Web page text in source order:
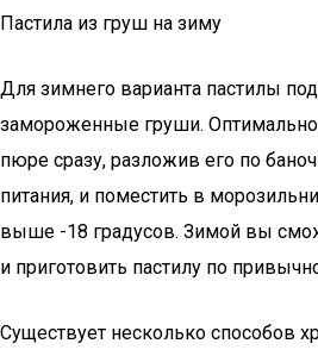
Пастила из груш на зиму
Для зимнего варианта пастилы
замороженные груши.
пюре сразу, разложив его по
питания, и поместить в
выше -18 градусов. Зимой вы
и приготовить пастилу по
Существует несколько способов